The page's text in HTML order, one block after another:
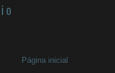
Página inicial